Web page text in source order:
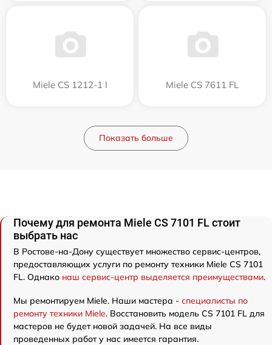
Miele CS 1212-1 I Miele CS 7611 FL
Показать больше
Почему для ремонта Miele CS 7101 FL стоит
выбрать нас
В Ростове-на-Дону существует множество сервис-центров,
предоставляющих услуги по ремонту техники Miele CS 7101
FL. Однако наш сервис-центр выделяется преимуществами.
Мы ремонтируем Miele. Наши мастера - специалисты по
ремонту техники Miele. Восстановить модель CS 7101 FL для
мастеров не будет новой задачей. На все виды
проведенных работ у нас имеется гарантия.